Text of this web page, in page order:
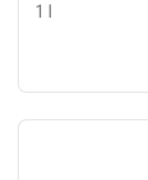
1 l